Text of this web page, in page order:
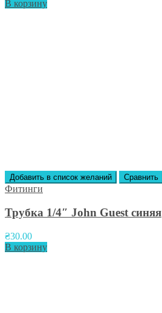
В корзину
Добавить в список желаний Сравнить
Фитинги
Трубка 1/4″ John Guest синяя
₴30.00
В корзину